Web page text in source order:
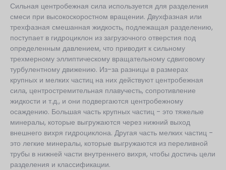
Сильная центробежная сила используется для разделения
смеси при высокоскоростном вращении. Двухфазная или
трехфазная смешанная жидкость, подлежащая разделению,
поступает в гидроциклон из загрузочного отверстия под
определенным давлением, что приводит к сильному
трехмерному эллиптическому вращательному сдвиговому
турбулентному движению. Из-за разницы в размерах
крупных и мелких частиц на них действуют центробежная
сила, центростремительная плавучесть, сопротивление
жидкости и т.д., и они подвергаются центробежному
осаждению. Большая часть крупных частиц - это тяжелые
минералы, которые выгружаются через нижний выход
внешнего вихря гидроциклона. Другая часть мелких частиц -
это легкие минералы, которые выгружаются из переливной
трубы в нижней части внутреннего вихря, чтобы достичь цели
разделения и классификации.